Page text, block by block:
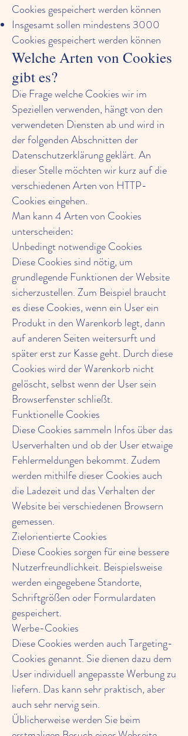
Cookies gespeichert werden können
Insgesamt sollen mindestens 3000
Cookies gespeichert werden können
Welche Arten von Cookies
gibt es?
Die Frage welche Cookies wir im
Speziellen verwenden, hängt von den
verwendeten Diensten ab und wird in
der folgenden Abschnitten der
Datenschutzerklärung geklärt. An
dieser Stelle möchten wir kurz auf die
verschiedenen Arten von HTTP-
Cookies eingehen.
Man kann 4 Arten von Cookies
unterscheiden:
Unbedingt notwendige Cookies
Diese Cookies sind nötig, um
grundlegende Funktionen der Website
sicherzustellen. Zum Beispiel braucht
es diese Cookies, wenn ein User ein
Produkt in den Warenkorb legt, dann
auf anderen Seiten weitersurft und
später erst zur Kasse geht. Durch diese
Cookies wird der Warenkorb nicht
gelöscht, selbst wenn der User sein
Browserfenster schließt.
Funktionelle Cookies
Diese Cookies sammeln Infos über das
Userverhalten und ob der User etwaige
Fehlermeldungen bekommt. Zudem
werden mithilfe dieser Cookies auch
die Ladezeit und das Verhalten der
Website bei verschiedenen Browsern
gemessen.
Zielorientierte Cookies
Diese Cookies sorgen für eine bessere
Nutzerfreundlichkeit. Beispielsweise
werden eingegebene Standorte,
Schriftgrößen oder Formulardaten
gespeichert.
Werbe-Cookies
Diese Cookies werden auch Targeting-
Cookies genannt. Sie dienen dazu dem
User individuell angepasste Werbung zu
liefern. Das kann sehr praktisch, aber
auch sehr nervig sein.
Üblicherweise werden Sie beim